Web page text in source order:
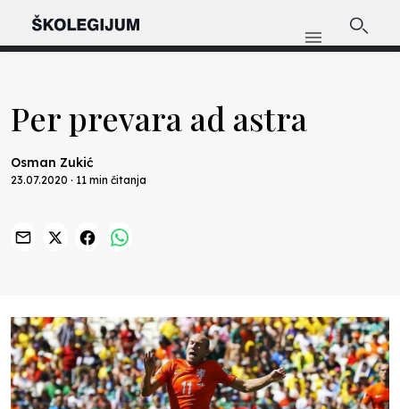
Per prevara ad astra
Osman Zukić
23.07.2020 · 11 min čitanja